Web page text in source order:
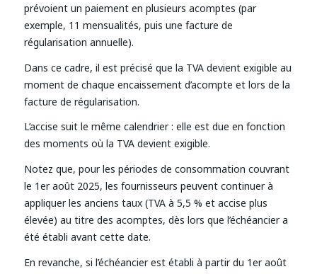
prévoient un paiement en plusieurs acomptes (par
exemple, 11 mensualités, puis une facture de
régularisation annuelle).
Dans ce cadre, il est précisé que la TVA devient exigible au
moment de chaque encaissement d’acompte et lors de la
facture de régularisation.
L’accise suit le même calendrier : elle est due en fonction
des moments où la TVA devient exigible.
Notez que, pour les périodes de consommation couvrant
le 1er août 2025, les fournisseurs peuvent continuer à
appliquer les anciens taux (TVA à 5,5 % et accise plus
élevée) au titre des acomptes, dès lors que l’échéancier a
été établi avant cette date.
En revanche, si l’échéancier est établi à partir du 1er août